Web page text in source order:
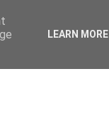
LEARN MORE